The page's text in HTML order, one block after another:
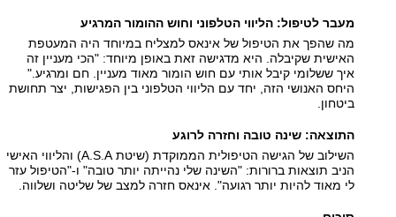
מעבר לטיפול: הליווי הטלפוני וחוש ההומור המרגיע
מה שהפך את הטיפול של אינאס למצליח במיוחד היה המעטפת
האישית שקיבלה. היא מדגישה זאת באופן מיוחד: "הכי מעניין זה
איך ששלומי קיבל אותי עם חוש הומור מאוד מעניין. חם ומרגיע."
היחס האנושי הזה, יחד עם הליווי הטלפוני בין הפגישות, יצר תחושת
ביטחון.
התוצאה: שינה טובה וחזרה לרוגע
השילוב של הגישה הטיפולית הממוקדת (שיטת A.S.A) והליווי האישי
הניב תוצאות ברורות: "השינה שלי נהייתה יותר טובה" ו-"הטיפול עזר
לי מאוד להיות יותר רגועה". אינאס חזרה למצב של שליטה ושלווה.